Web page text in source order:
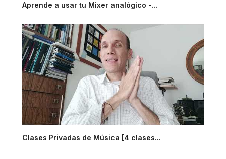
Aprende a usar tu Mixer analógico -...
Clases Privadas de Música [4 clases...